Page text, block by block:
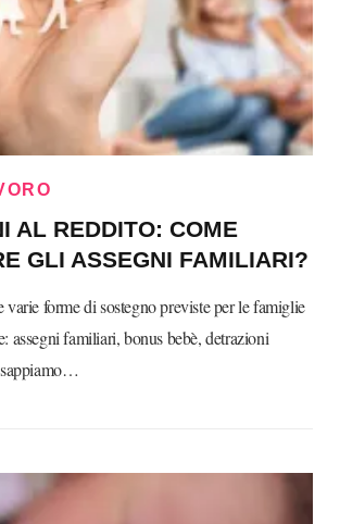
AL REDDITO: COME
GLI ASSEGNI FAMILIARI?
varie forme di sostegno previste per le famiglie
assegni familiari, bonus bebè, detrazioni